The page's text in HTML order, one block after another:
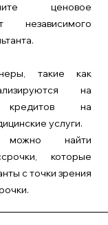
ценовое
независимого
такие как
на
кредитов на
услуги.
найти
которые
с точки зрения